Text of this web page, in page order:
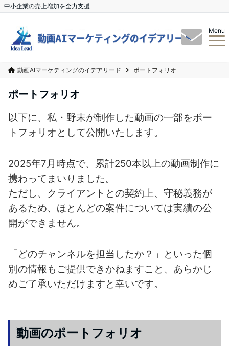
中小企業の売上増加を全力支援
Menu
動画AIマーケティングのイデアリード ポートフォリオ
ポートフォリオ
以下に、私・野末が制作した動画の一部をポー
トフォリオとして公開いたします。
2025年7月時点で、累計250本以上の動画制作に
携わってまいりました。
ただし、クライアントとの契約上、守秘義務が
あるため、ほとんどの案件については実績の公
開ができません。
「どのチャンネルを担当したか？」といった個
別の情報もご提供できかねますこと、あらかじ
めご了承いただけますと幸いです。
動画のポートフォリオ